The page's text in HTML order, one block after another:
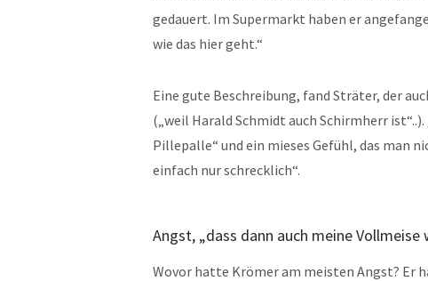
gedauert. Im Supermarkt haben er
wie das hier geht.“
Eine gute Beschreibung, fand Sträter, der
(„weil Harald Schmidt auch Schirmherr
Pillepalle“ und ein mieses Gefühl, das man
einfach nur schrecklich“.
Angst, „dass dann auch meine Vollmeise
Wovor hatte Krömer am meisten Angst? Er